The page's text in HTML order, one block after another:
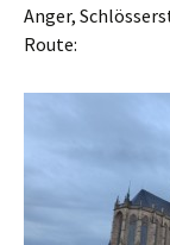
Anger,
Route: